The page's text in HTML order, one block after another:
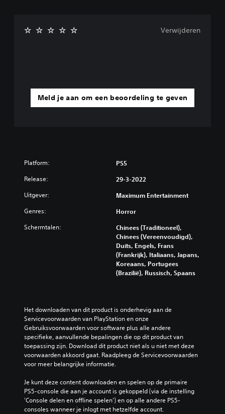
Meld je aan om een beoordeling te geven
Verwijderen
Platform: PS5
Release: 29-3-2022
Uitgever: Maximum Entertainment
Genres: Horror
Schermtalen:
Chinees (Traditioneel),
Chinees (Vereenvoudigd),
Duits, Engels, Frans
(Frankrijk), Italiaans, Japans,
Koreaans, Portugees
(Brazilië), Russisch, Spaans
Het downloaden van dit product is onderhevig aan de
Servicevoorwaarden van PlayStation en onze
Gebruiksvoorwaarden voor software plus alle andere
specifieke, aanvullende bepalingen die op dit product van
toepassing zijn. Download dit product niet als u niet met deze
voorwaarden akkoord gaat. Raadpleeg de Servicevoorwaarden
voor meer belangrijke informatie.
Je kunt deze content downloaden en spelen op de primaire
PS5-console die aan je account is gekoppeld (via de instelling
'Console delen en offline spelen') en op alle andere PS5-
consoles wanneer je inlogt met hetzelfde account.